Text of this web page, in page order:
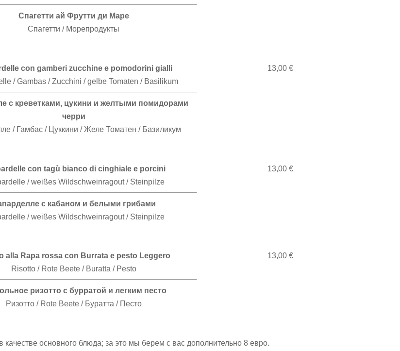
Спагетти ай Фрутти ди Маре
Спагетти / Морепродукты
con gamberi zucchine e pomodorini gialli
/ Gambas / Zucchini / gelbe Tomaten / Basilikum
с креветками, цукини и желтыми помидорами
черри
/ Гамбас / Цуккини / Желе Томатен / Базиликум
13,00 €
con tagù bianco di cinghiale e porcini
/ weißes Wildschweinragout / Steinpilze
с кабаном и белыми грибами
/ weißes Wildschweinragout / Steinpilze
13,00 €
alla Rapa rossa con Burrata e pesto Leggero
Risotto / Rote Beete / Buratta / Pesto
ризотто с бурратой и легким песто
Ризотто / Rote Beete / Буратта / Песто
13,00 €
основного блюда; за это мы берем с вас дополнительно 8 евро.